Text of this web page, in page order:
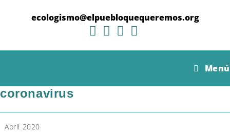
ecologismo@elpuebloquequeremos.org
Menú
coronavirus
Categoría
Abril 2020